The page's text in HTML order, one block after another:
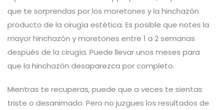
que te sorprendas por los moretones y la hinchazón
producto de la cirugía estética. Es posible que notes la
mayor hinchazón y moretones entre 1 a 2 semanas
después de la cirugía. Puede llevar unos meses para
que la hinchazón desaparezca por completo.
Mientras te recuperas, puede que a veces te sientas
triste o desanimado. Pero no juzgues los resultados de